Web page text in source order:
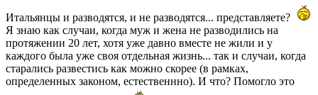
Итальянцы и разводятся, и не разводятся... представляете?
Я знаю как случаи, когда муж и жена не разводились на
протяжении 20 лет, хотя уже давно вместе не жили и у
каждого была уже своя отдельная жизнь... так и случаи, когда
старались развестись как можно скорее (в рамках,
определенных законом, естественнно). И что? Помогло это